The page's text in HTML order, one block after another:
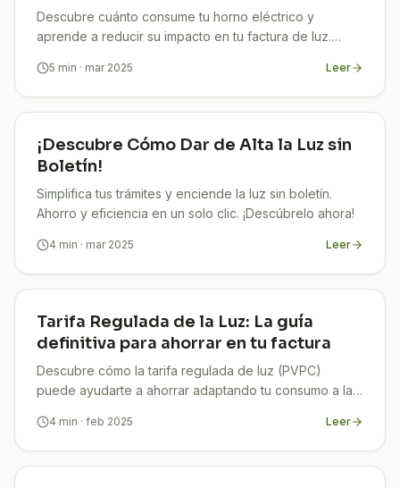
Descubre cuánto consume tu horno eléctrico y
aprende a reducir su impacto en tu factura de luz.
5 min · mar 2025 Leer
¡Descubre Cómo Dar de Alta la Luz sin
Boletín!
Simplifica tus trámites y enciende la luz sin boletín.
Ahorro y eficiencia en un solo clic. ¡Descúbrelo ahora!
4 min · mar 2025 Leer
Tarifa Regulada de la Luz: La guía
definitiva para ahorrar en tu factura
Descubre cómo la tarifa regulada de luz (PVPC)
puede ayudarte a ahorrar adaptando tu consumo a las
4 min · feb 2025 Leer